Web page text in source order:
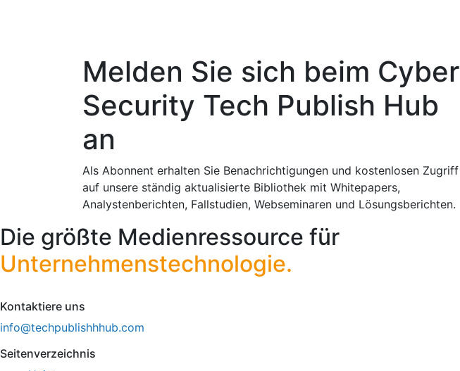
Melden Sie sich beim Cyber
Security Tech Publish Hub
an
Als Abonnent erhalten Sie Benachrichtigungen und kostenlosen Zugriff
auf unsere ständig aktualisierte Bibliothek mit Whitepapers,
Analystenberichten, Fallstudien, Webseminaren und Lösungsberichten.
Die größte Medienressource für
Unternehmenstechnologie.
Kontaktiere uns
info@techpublishhhub.com
Seitenverzeichnis